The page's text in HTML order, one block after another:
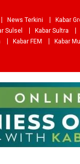
News Terkini Kabar
Sulsel Kabar Sultra
Kabar FEM Kabar